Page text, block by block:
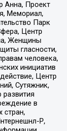
Анна, Проект
Мемориал,
Парк
Центр
Женщины
гласности,
человека,
инициатив
Центр
Сутяжник,
в
стран,
Р,